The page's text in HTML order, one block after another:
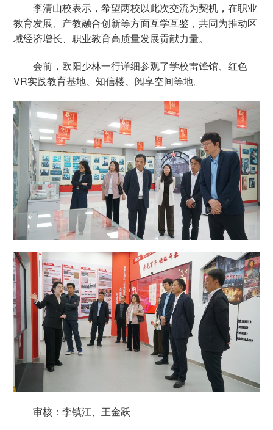
李清山校表示，希望两校以此次交流为契机，在职业
教育发展、产教融合创新等方面互学互鉴，共同为推动区
域经济增长、职业教育高质量发展贡献力量。
会前，欧阳少林一行详细参观了学校雷锋馆、红色
VR实践教育基地、知信楼、阅享空间等地。
审核：李镇江、王金跃